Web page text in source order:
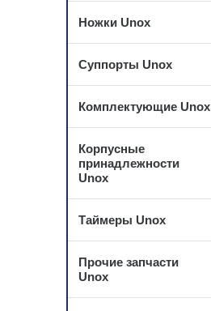
Ножки Unox
Суппорты Unox
Комплектующие Unox
Корпусные
принадлежности
Unox
Таймеры Unox
Прочие запчасти
Unox